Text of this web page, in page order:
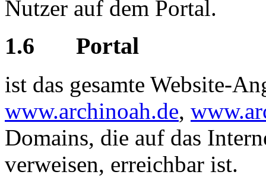
Nutzer auf dem Portal.
1.6 Portal
ist das gesamte Website-
www.archinoah.de,
Domains, die auf das
verweisen, erreichbar ist.